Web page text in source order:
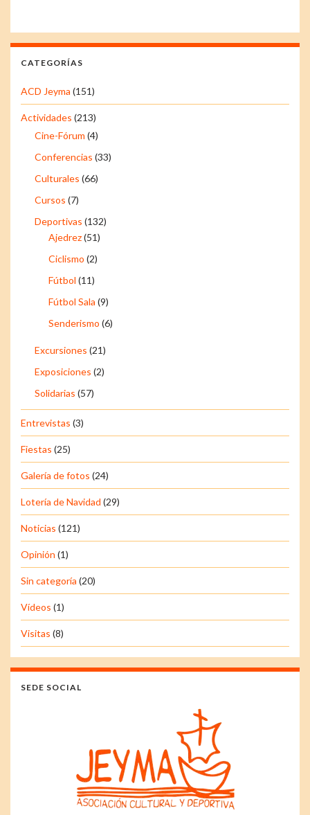
CATEGORÍAS
ACD Jeyma (151)
Actividades (213)
Cine-Fórum (4)
Conferencias (33)
Culturales (66)
Cursos (7)
Deportivas (132)
Ajedrez(51)
Ciclismo (2)
Fútbol (11)
Fútbol Sala (9)
Senderismo (6)
Excursiones (21)
Exposiciones (2)
Solidarias (57)
Entrevistas (3)
Fiestas (25)
Galería de fotos (24)
Lotería de Navidad (29)
Noticias (121)
Opinión (1)
Sin categoría (20)
Vídeos (1)
Visitas (8)
SEDE SOCIAL